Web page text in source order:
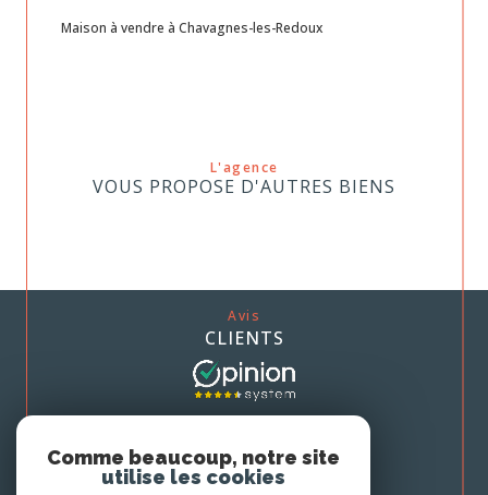
Maison à vendre à Chavagnes-les-Redoux
L'agence
VOUS PROPOSE D'AUTRES BIENS
Avis
CLIENTS
ADHÉRONS
Comme beaucoup, notre site
utilise les cookies